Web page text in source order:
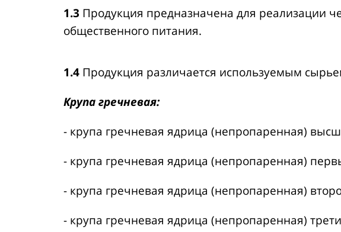
1.3 Продукция предназначена для реализации
общественного питания.
1.4 Продукция различается используемым
Крупа гречневая:
- крупа гречневая ядрица (непропаренная)
- крупа гречневая ядрица (непропаренная)
- крупа гречневая ядрица (непропаренная)
- крупа гречневая ядрица (непропаренная)